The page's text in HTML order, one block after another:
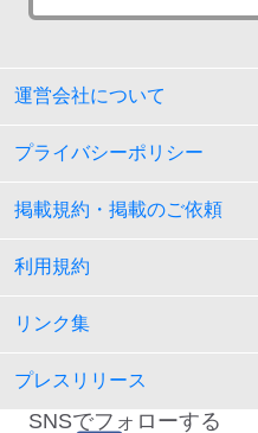
運営会社について
プライバシーポリシー
掲載規約・掲載のご依頼
利用規約
リンク集
プレスリリース
SNSでフォローする